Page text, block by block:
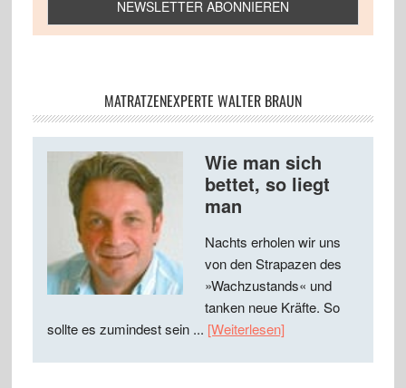
MATRATZENEXPERTE WALTER BRAUN
Wie man sich
bettet, so liegt
man
Nachts erholen wir uns
von den Strapazen des
»Wachzustands« und
tanken neue Kräfte. So
sollte es zumindest sein ... [Weiterlesen]